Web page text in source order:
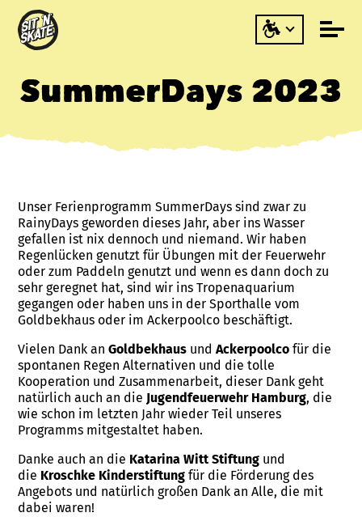
SummerDays 2023
Unser Ferienprogramm SummerDays sind zwar zu
RainyDays geworden dieses Jahr, aber ins Wasser
gefallen ist nix dennoch und niemand. Wir haben
Regenlücken genutzt für Übungen mit der Feuerwehr
oder zum Paddeln genutzt und wenn es dann doch zu
sehr geregnet hat, sind wir ins Tropenaquarium
gegangen oder haben uns in der Sporthalle vom
Goldbekhaus oder im Ackerpoolco beschäftigt.
Vielen Dank anGoldbekhaus undAckerpoolco für die
spontanen Regen Alternativen und die tolle
Kooperation und Zusammenarbeit, dieser Dank geht
natürlich auch an die Jugendfeuerwehr Hamburg, die
wie schon im letzten Jahr wieder Teil unseres
Programms mitgestaltet haben.
Danke auch an die Katarina Witt Stiftung und
die Kroschke Kinderstiftung für die Förderung des
Angebots und natürlich großen Dank an Alle, die mit
dabei waren!